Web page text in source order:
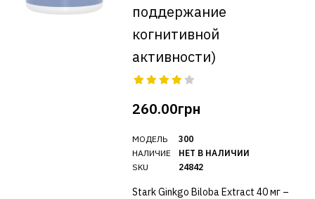
поддержание
когнитивной
активности)
260.00грн
МОДЕЛЬ
НАЛИЧИЕ
SKU
300
НЕТ В НАЛИЧИИ
24842
Stark Ginkgo Biloba Extract 40 мг –